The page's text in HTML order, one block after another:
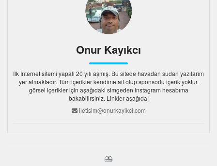
Onur Kayıkcı
İlk İnternet sitemi yapalı 20 yılı aşmış. Bu sitede havadan sudan yazılarım
yer almaktadır. Tüm içerikler kendime ait olup sponsorlu içerik yoktur.
görsel içerikler için aşağıdaki simgeden instagram hesabıma
bakabilirsiniz. Linkler aşağıda!
iletisim@onurkayikci.com